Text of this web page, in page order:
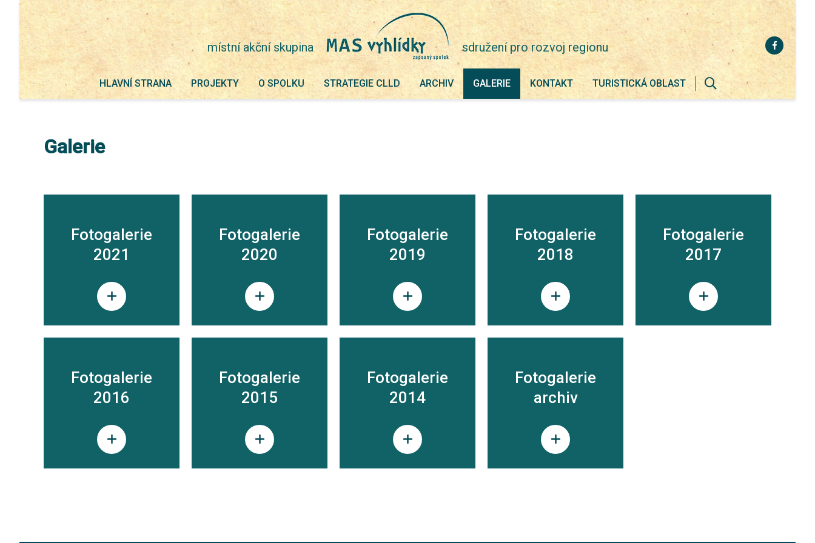
místní akční skupina sdružení pro rozvoj regionu
HLAVNÍ STRANA PROJEKTY O SPOLKU STRATEGIE CLLD ARCHIV GALERIE KONTAKT TURISTICKÁ OBLAST
Zobrazit
Galerie
Fotogalerie
2021
Fotogalerie
2020
Fotogalerie
2019
Fotogalerie
2018
Fotogalerie
2017
Fotogalerie
2016
Fotogalerie
2015
Fotogalerie
2014
Fotogalerie
archiv